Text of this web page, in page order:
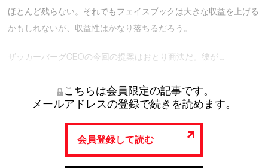
ほとんど残らない。それでもフェイスブックは大きな収益を上げる
かもしれないが、収益性はかなり落ちるだろう。
ザッカーバーグCEOの今回の提案はおとり商法だ。彼が …
こちらは会員限定の記事です。
メールアドレスの登録で続きを読めます。
会員登録して読む